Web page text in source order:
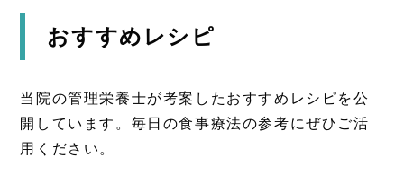
おすすめレシピ
当院の管理栄養士が考案したおすすめレシピを公
開しています。毎日の食事療法の参考にぜひご活
用ください。